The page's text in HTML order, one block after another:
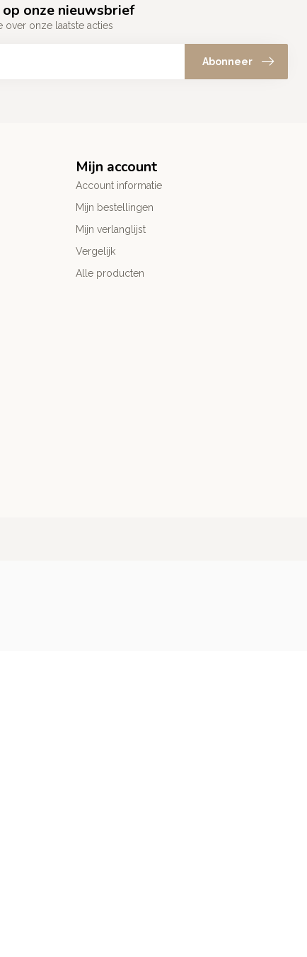
onze nieuwsbrief
over onze laatste acties
Abonneer
Mijn account
Account informatie
Mijn bestellingen
Mijn verlanglijst
Vergelijk
Alle producten